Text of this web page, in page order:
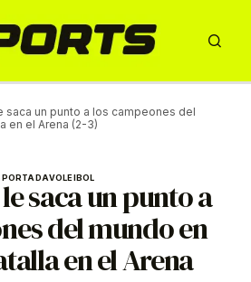
saca un punto a los campeones del
en el Arena (2-3)
PORTADAVOLEIBOL
saca un punto a
del mundo en
en el Arena